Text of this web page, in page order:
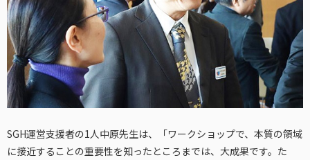
SGH運営支援者の1人中原先生は、「ワークショップで、本質の領域
に接近することの重要性を知ったところまでは、大成果です。た